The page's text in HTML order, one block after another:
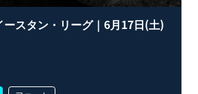
ースタン・リーグ｜6月17日(土)